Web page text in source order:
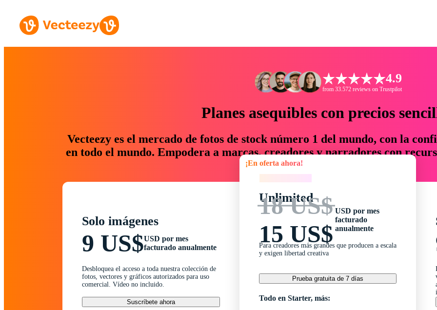
4.9
from 33.572 reviews on Trustpilot
Planes asequibles con precios
Vecteezy es el mercado de fotos de stock número 1 del mundo, con la
en todo el mundo. Empodera a marcas, creadores y narradores con
un 76 % en tiempo y presupuesto.
Solo imágenes
9 US$USD por mes
facturado anualmente
Desbloquea el acceso a toda nuestra colección de
fotos, vectores y gráficos autorizados para uso
comercial. Vídeo no incluido.
Suscríbete ahora
¡En oferta ahora!
Unlimited
18 US$
15 US$
USD por mes
facturado
anualmente
Para creadores más grandes que producen a escala
y exigen libertad creativa
Prueba gratuita de 7 días
Todo en Starter, más: